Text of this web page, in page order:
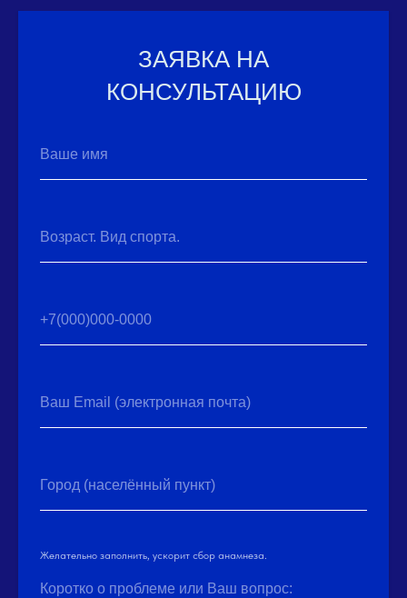
ЗАЯВКА НА
КОНСУЛЬТАЦИЮ
Ваше имя
Возраст. Вид спорта.
+7(000)000-0000
Ваш Email (электронная почта)
Город (населённый пункт)
Желательно заполнить, ускорит сбор анамнеза.
Коротко о проблеме или Ваш вопрос: